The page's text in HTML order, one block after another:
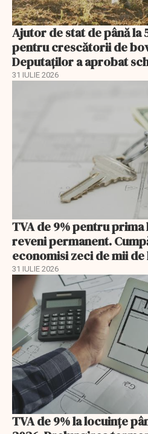
Ajutor de stat de până la
pentru crescătorii de
Deputaților a aprobat
31 IULIE 2026
TVA de 9% pentru
reveni permanent.
economisi zeci de mii de
31 IULIE 2026
TVA de 9% la locuințe